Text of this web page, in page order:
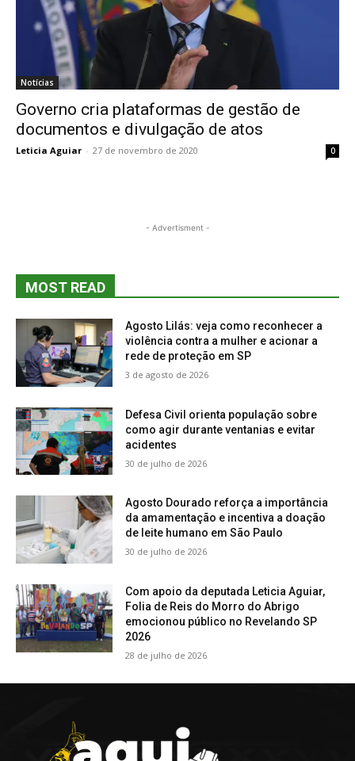
Notícias
Governo cria plataformas de gestão de
documentos e divulgação de atos
Leticia Aguiar - 27 de novembro de 2020 0
- Advertisment -
MOST READ
Agosto Lilás: veja como reconhecer a
violência contra a mulher e acionar a
rede de proteção em SP
3 de agosto de 2026
Defesa Civil orienta população sobre
como agir durante ventanias e evitar
acidentes
30 de julho de 2026
Agosto Dourado reforça a importância
da amamentação e incentiva a doação
de leite humano em São Paulo
30 de julho de 2026
Com apoio da deputada Leticia Aguiar,
Folia de Reis do Morro do Abrigo
emocionou público no Revelando SP
2026
28 de julho de 2026